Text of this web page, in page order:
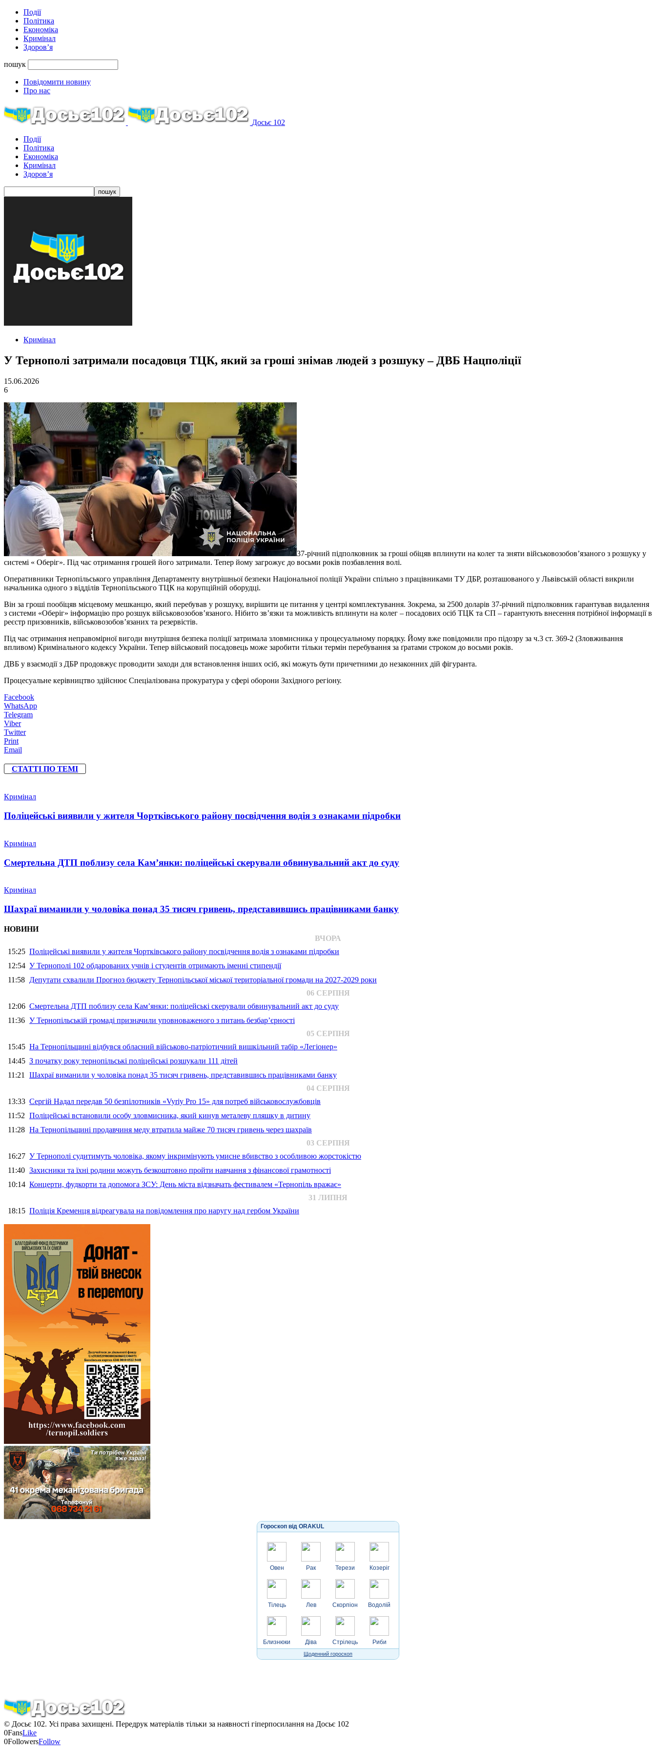
Події
Політика
Економіка
Кримінал
Здоров’я
пошук
Повідомити новину
Про нас
Досьє 102
Події
Політика
Економіка
Кримінал
Здоров’я
Кримінал
У Тернополі затримали посадовця ТЦК, який за гроші знімав людей з розшуку – ДВБ Нацполіції
15.06.2026
6
37-річний підполковник за гроші обіцяв вплинути на колег та зняти військовозобов’язаного з розшуку у
системі « Оберіг». Під час отримання грошей його затримали. Тепер йому загрожує до восьми років позбавлення волі.
Оперативники Тернопільського управління Департаменту внутрішньої безпеки Національної поліції України спільно з працівниками ТУ ДБР, розташованого у Львівській області викрили
начальника одного з відділів Тернопільського ТЦК на корупційній оборудці.
Він за гроші пообіцяв місцевому мешканцю, який перебував у розшуку, вирішити це питання у центрі комплектування. Зокрема, за 2500 доларів 37-річний підполковник гарантував видалення
з системи «Оберіг» інформацію про розшук військовозобов’язаного. Нібито зв’язки та можливість вплинути на колег – посадових осіб ТЦК та СП – гарантують внесення потрібної інформації в
реєстр призовників, військовозобов’язаних та резервістів.
Під час отримання неправомірної вигоди внутрішня безпека поліції затримала зловмисника у процесуальному порядку. Йому вже повідомили про підозру за ч.3 ст. 369-2 (Зловживання
впливом) Кримінального кодексу України. Тепер військовий посадовець може заробити тільки термін перебування за ґратами строком до восьми років.
ДВБ у взаємодії з ДБР продовжує проводити заходи для встановлення інших осіб, які можуть бути причетними до незаконних дій фігуранта.
Процесуальне керівництво здійснює Спеціалізована прокуратура у сфері оборони Західного регіону.
Facebook
WhatsApp
Telegram
Viber
Twitter
Print
Email
СТАТТІ ПО ТЕМІ
Кримінал
Поліцейські виявили у жителя Чортківського району посвідчення водія з ознаками підробки
Кримінал
Смертельна ДТП поблизу села Кам’янки: поліцейські скерували обвинувальний акт до суду
Кримінал
Шахраї виманили у чоловіка понад 35 тисяч гривень, представившись працівниками банку
НОВИНИ
ВЧОРА
15:25 Поліцейські виявили у жителя Чортківського району посвідчення водія з ознаками підробки
12:54 У Тернополі 102 обдарованих учнів і студентів отримають іменні стипендії
11:58 Депутати схвалили Прогноз бюджету Тернопільської міської територіальної громади на 2027-2029 роки
06 СЕРПНЯ
12:06 Смертельна ДТП поблизу села Кам’янки: поліцейські скерували обвинувальний акт до суду
11:36 У Тернопільській громаді призначили уповноваженого з питань безбар’єрності
05 СЕРПНЯ
15:45 На Тернопільщині відбувся обласний військово-патріотичний вишкільний табір «Легіонер»
14:45 З початку року тернопільські поліцейські розшукали 111 дітей
11:21 Шахраї виманили у чоловіка понад 35 тисяч гривень, представившись працівниками банку
04 СЕРПНЯ
13:33 Сергій Надал передав 50 безпілотників «Vyriy Pro 15» для потреб військовослужбовців
11:52 Поліцейські встановили особу зловмисника, який кинув металеву пляшку в дитину
11:28 На Тернопільщині продавчиня меду втратила майже 70 тисяч гривень через шахраїв
03 СЕРПНЯ
16:27 У Тернополі судитимуть чоловіка, якому інкримінують умисне вбивство з особливою жорстокістю
11:40 Захисники та їхні родини можуть безкоштовно пройти навчання з фінансової грамотності
10:14 Концерти, фудкорти та допомога ЗСУ: День міста відзначать фестивалем «Тернопіль вражає»
31 ЛИПНЯ
18:15 Поліція Кременця відреагувала на повідомлення про наругу над гербом України
Гороскоп від ORAKUL
Овен
Тілець
Близнюки
Рак
Лев
Діва
Терези
Скорпіон
Стрілець
Козеріг
Водолій
Риби
Щоденний гороскоп
© Досьє 102. Усі права захищені. Передрук матеріалів тільки за наявності гіперпосилання на Досьє 102
0FansLike
0FollowersFollow